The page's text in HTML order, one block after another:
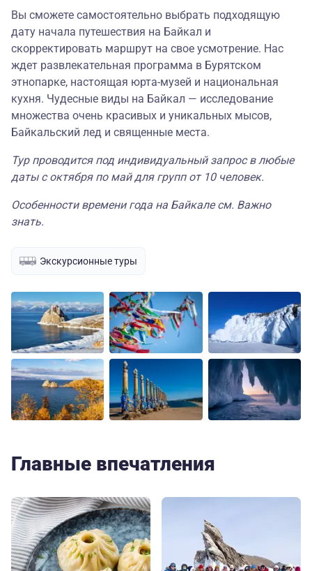
Вы сможете самостоятельно выбрать подходящую
дату начала путешествия на Байкал и
скорректировать маршрут на свое усмотрение. Нас
ждет развлекательная программа в Бурятском
этнопарке, настоящая юрта-музей и национальная
кухня. Чудесные виды на Байкал — исследование
множества очень красивых и уникальных мысов,
Байкальский лед и священные места.
Тур проводится под индивидуальный запрос в любые
даты с октября по май для групп от 10 человек.
Особенности времени года на Байкале см. Важно
знать.
Экскурсионные туры
Главные впечатления